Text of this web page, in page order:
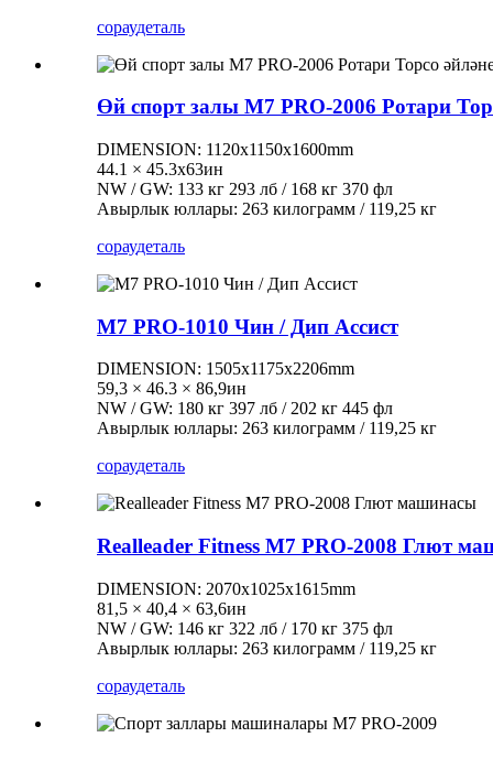
сораудеталь
Өй спорт залы M7 PRO-2006 Ротари
DIMENSION: 1120x1150x1600mm
44.1 × 45.3х63ин
NW / GW: 133 кг 293 лб / 168 кг 370 фл
Авырлык юллары: 263 килограмм / 119,25 кг
сораудеталь
M7 PRO-1010 Чин / Дип Ассист
DIMENSION: 1505x1175x2206mm
59,3 × 46.3 × 86,9ин
NW / GW: 180 кг 397 лб / 202 кг 445 фл
Авырлык юллары: 263 килограмм / 119,25 кг
сораудеталь
Realleader Fitness M7 PRO-2008 Глют
DIMENSION: 2070x1025x1615mm
81,5 × 40,4 × 63,6ин
NW / GW: 146 кг 322 лб / 170 кг 375 фл
Авырлык юллары: 263 килограмм / 119,25 кг
сораудеталь